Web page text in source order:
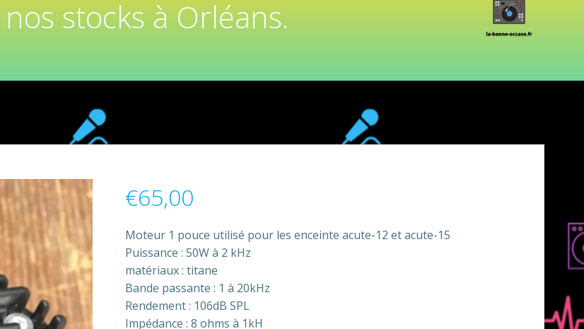
stocks à Orléans.
€65,00
Moteur 1 pouce utilisé pour les enceinte acute-12 et acute-15
Puissance : 50W à 2 kHz
matériaux : titane
Bande passante : 1 à 20kHz
Rendement : 106dB SPL
Impédance : 8 ohms à 1kH